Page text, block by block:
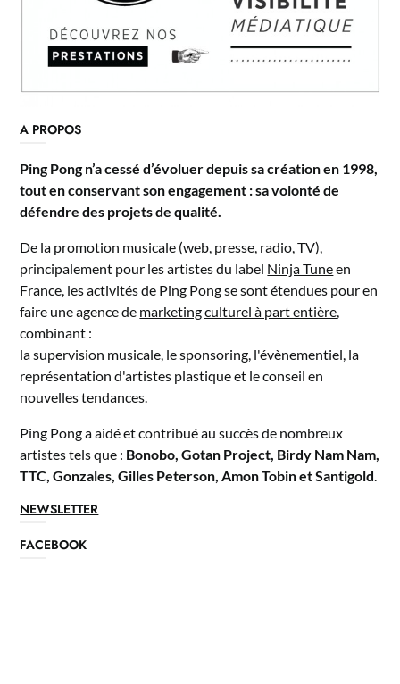
A PROPOS
Ping Pong n’a cessé d’évoluer depuis sa création en 1998,
tout en conservant son engagement : sa volonté de
défendre des projets de qualité.
De la promotion musicale (web, presse, radio, TV),
principalement pour les artistes du label Ninja Tuneen
France, les activités de Ping Pong se sont étendues pour en
faire une agence de marketing culturel à part entière
combinant :
la supervision musicale, le sponsoring, l'évènementiel, la
représentation d'artistes plastique et le conseil en
nouvelles tendances.
Ping Pong a aidé et contribué au succès de nombreux
artistes tels que : Bonobo, Gotan Project, Birdy Nam Nam,
TTC, Gonzales, Gilles Peterson, Amon Tobin et Santigold
NEWSLETTER
FACEBOOK